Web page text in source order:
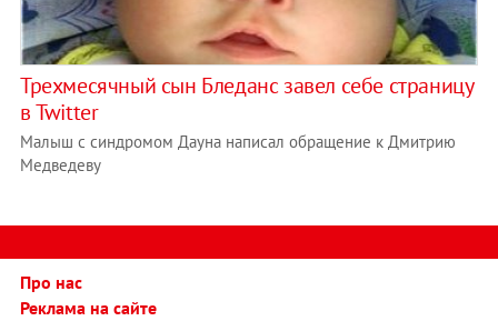
Трехмесячный сын Бледанс завел себе страницу
в Twitter
Малыш с синдромом Дауна написал обращение к Дмитрию
Медведеву
Про нас
Реклама на сайте